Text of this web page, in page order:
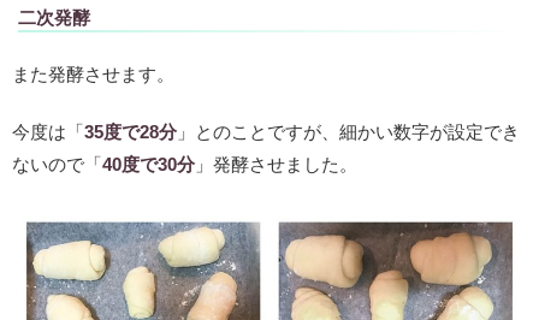
二次発酵
また発酵させます。
今度は「35度で28分 」とのことですが、細かい数字が設定でき
ないので「40度で30分 」発酵させました。